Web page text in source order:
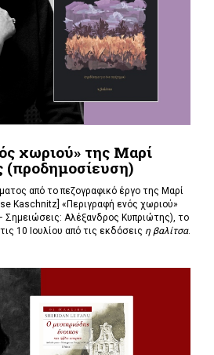
χωριού» της Μαρί
(προδημοσίευση)
από το πεζογραφικό έργο της Μαρί
Kaschnitz] «Περιγραφή ενός χωριού»
Αλέξανδρος Κυπριώτης), το
10 Ιουλίου από τις εκδόσεις η βαλίτσα.